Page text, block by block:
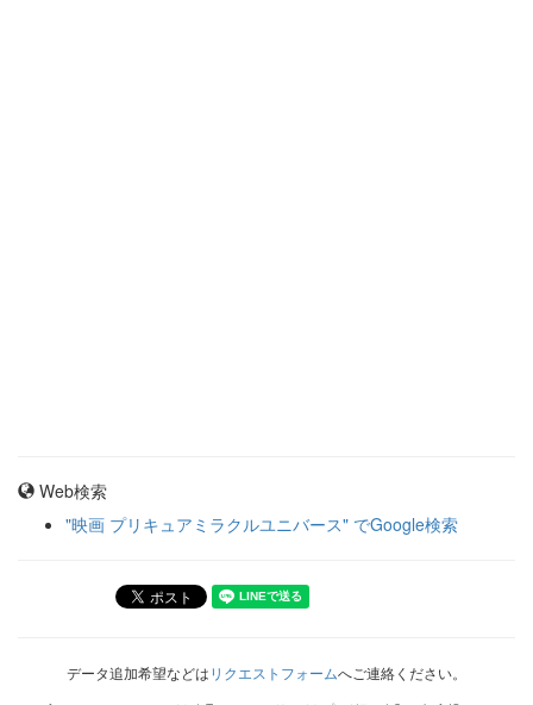
Web検索
"映画 プリキュアミラクルユニバース" でGoogle検索
データ追加希望などはリクエストフォームへご連絡ください。